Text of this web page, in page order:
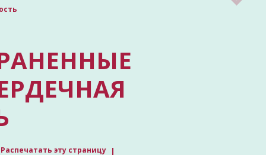
Распечатать эту страницу